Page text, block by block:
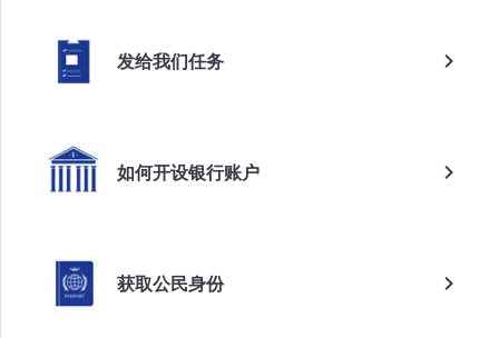
发给我们任务
如何开设银行账户
获取公民身份